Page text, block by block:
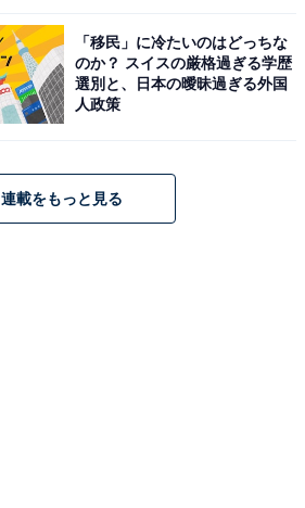
「移民」に冷たいのはどっちな
のか？ スイスの厳格過ぎる学歴
選別と、日本の曖昧過ぎる外国
人政策
連載をもっと見る